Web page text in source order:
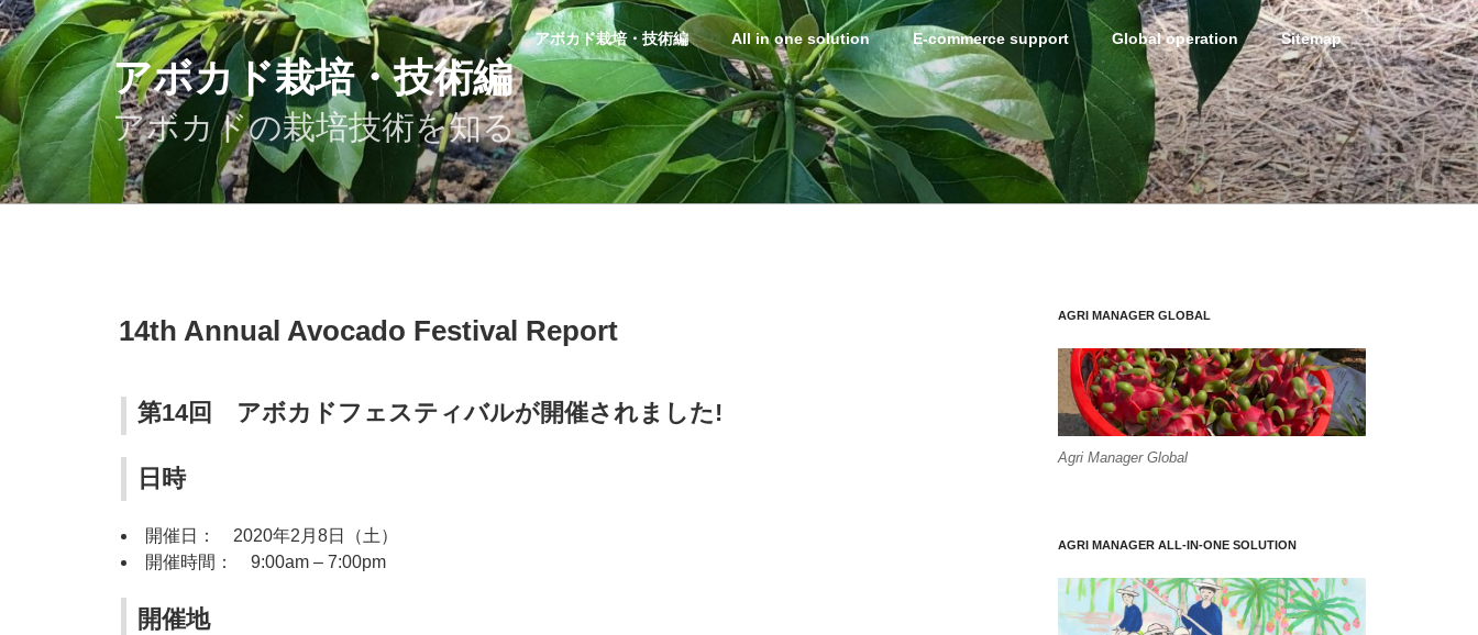
コ
ン
テ
ン
ツ
へ
ス
キ
アボカド栽培・技術編
アボカドの栽培技術を知る
アボカド栽培・技術編 All in one solution E-commerce support Global operation Sitemap
14th Annual Avocado Festival Report
第14回 アボカドフェスティバルが開催されました!
日時
開催日： 2020年2月8日（土）
開催時間： 9:00am – 7:00pm
開催地
AGRI MANAGER GLOBAL
Agri Manager Global
AGRI MANAGER ALL-IN-ONE SOLUTION